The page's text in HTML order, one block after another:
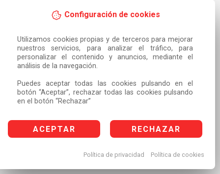
Configuración de cookies
Utilizamos cookies propias y de terceros para mejorar
nuestros servicios, para analizar el tráfico, para
personalizar el contenido y anuncios, mediante el
análisis de la navegación.
Puedes aceptar todas las cookies pulsando en el
botón “Aceptar”, rechazar todas las cookies pulsando
en el botón “Rechazar”
ACEPTAR RECHAZAR
Política de privacidad Política de cookies